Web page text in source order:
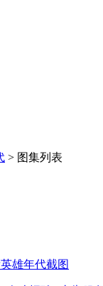
> 图集列表
雄年代截图